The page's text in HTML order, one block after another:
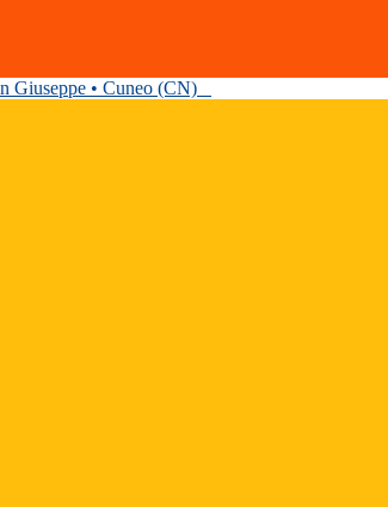
Giuseppe • Cuneo (CN)